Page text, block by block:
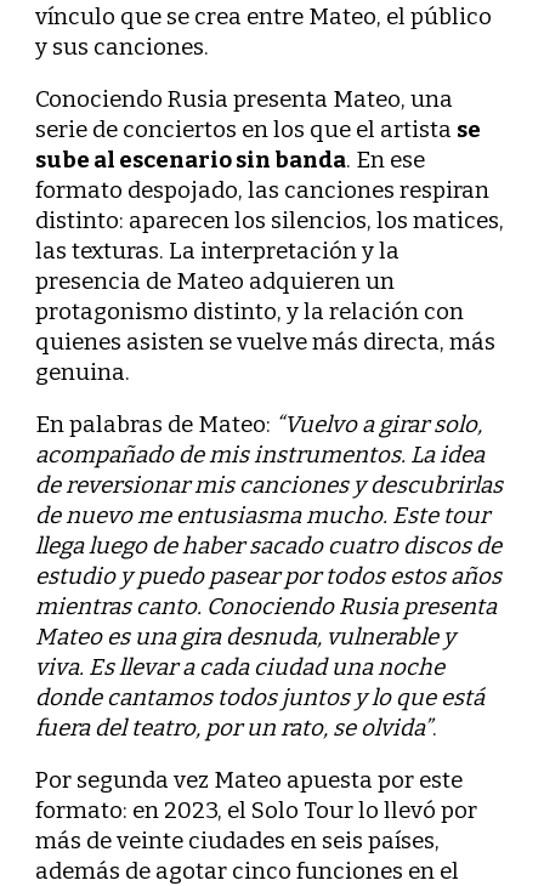
vínculo que se crea entre Mateo, el público
y sus canciones.
Conociendo Rusia presenta Mateo, una
serie de conciertos en los que el artista se
sube al escenario sin banda. En ese
formato despojado, las canciones respiran
distinto: aparecen los silencios, los matices,
las texturas. La interpretación y la
presencia de Mateo adquieren un
protagonismo distinto, y la relación con
quienes asisten se vuelve más directa, más
genuina.
En palabras de Mateo: “Vuelvo a girar solo,
acompañado de mis instrumentos. La idea
de reversionar mis canciones y descubrirlas
de nuevo me entusiasma mucho. Este tour
llega luego de haber sacado cuatro discos de
estudio y puedo pasear por todos estos años
mientras canto. Conociendo Rusia presenta
Mateo es una gira desnuda, vulnerable y
viva. Es llevar a cada ciudad una noche
donde cantamos todos juntos y lo que está
fuera del teatro, por un rato, se olvida”.
Por segunda vez Mateo apuesta por este
formato: en 2023, el Solo Tour lo llevó por
más de veinte ciudades en seis países,
además de agotar cinco funciones en el